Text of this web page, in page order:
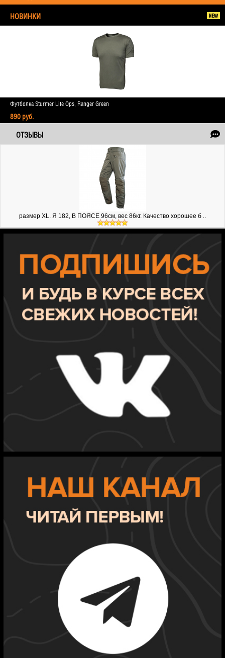
НОВИНКИ
Футболка Sturmer Lite Ops, Ranger Green
890 руб.
ОТЗЫВЫ
размер XL. Я 182, В ПОЯСЕ 96см, вес 86кг. Качество хорошее б ..